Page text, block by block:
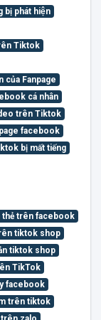
bị phát hiện
Tiktok
của Fanpage
cá nhân
trên Tiktok
facebook
bị mất tiếng
thẻ trên facebook
tiktok shop
tiktok shop
TikTok
facebook
trên tiktok